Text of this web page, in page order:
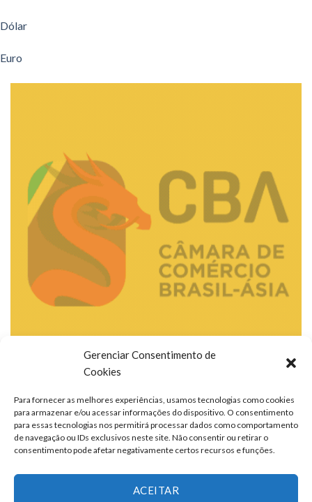
Gerenciar Consentimento de
Cookies
Para fornecer as melhores experiências, usamos tecnologias como cookies
para armazenar e/ou acessar informações do dispositivo. O consentimento
para essas tecnologias nos permitirá processar dados como comportamento
de navegação ou IDs exclusivos neste site. Não consentir ou retirar o
consentimento pode afetar negativamente certos recursos e funções.
ACEITAR
Dólar
Euro